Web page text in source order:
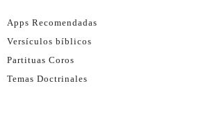
Apps Recomendadas
Versículos bíblicos
Partituas Coros
Temas Doctrinales